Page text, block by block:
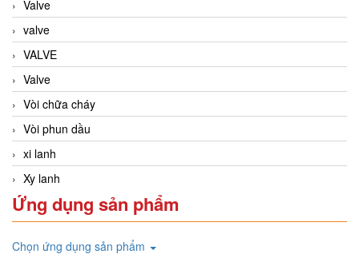
Valve
valve
VALVE
Valve
Vòi chữa cháy
Vòi phun dầu
xi lanh
Xy lanh
Ứng dụng sản phẩm
Chọn ứng dụng sản phẩm